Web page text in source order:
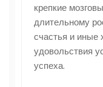
крепкие
длительному
счастья и иные
удовольствия
успеха.